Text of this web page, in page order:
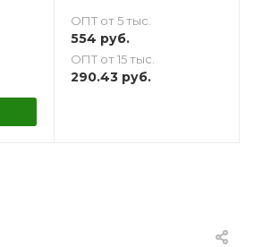
ОПТ от 5 тыс.
554 руб.
ОПТ от 15 тыс.
290.43руб.